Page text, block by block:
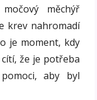
měchýř
krev nahromadí
je moment, kdy
že je potřeba
aby byl